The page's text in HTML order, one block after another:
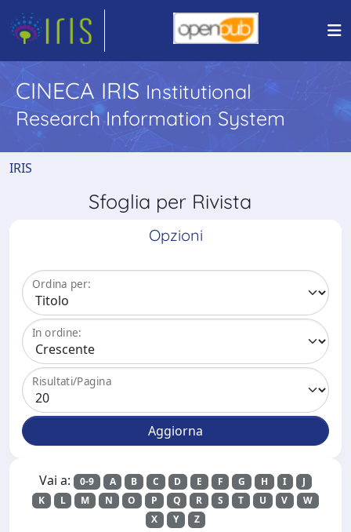
CINECA IRIS Institutional
Research Information System
IRIS
Sfoglia per Rivista
Opzioni
Ordina per:
In ordine:
Risultati/Pagina
Vai a: 0-9 A B C D E F G H I
J
K
L M N O P Q R S T U V
W
X
Y Z